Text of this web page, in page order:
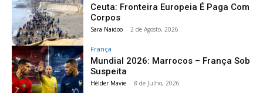
Ceuta: Fronteira Europeia É Paga Com
Corpos
Sara Naidoo - 2 de Agosto, 2026
França
Mundial 2026: Marrocos – França Sob
Suspeita
Hélder Mavie - 8 de Julho, 2026